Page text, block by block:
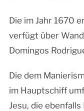
Die im Jahr 1670
verfügt über
Domingos
Die dem
im Hauptschiff
Jesu, die